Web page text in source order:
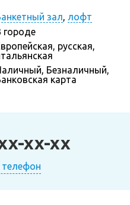
зал,лофт
городе
русская,
Безналичный,
карта
xx-xx
телефон